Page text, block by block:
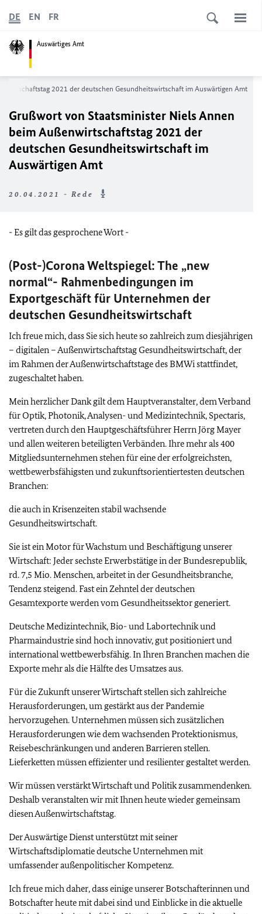
Auswärtiges Amt
DE EN FR
2021 der deutschen Gesundheitswirtschaft im Auswärtigen Amt
Grußwort von Staatsminister Niels Annen
beim Außenwirtschaftstag 2021 der
deutschen Gesundheitswirtschaft im
Auswärtigen Amt
20.04.2021 - Rede
- Es gilt das gesprochene Wort -
(Post-)Corona Weltspiegel: The „new
normal“- Rahmenbedingungen im
Exportgeschäft für Unternehmen der
deutschen Gesundheitswirtschaft
Ich freue mich, dass Sie sich heute so zahlreich zum diesjährigen
– digitalen – Außenwirtschaftstag Gesundheitswirtschaft, der
im Rahmen der Außenwirtschaftstage des BMWi stattfindet,
zugeschaltet haben.
Mein herzlicher Dank gilt dem Hauptveranstalter, dem Verband
für Optik, Photonik, Analysen- und Medizintechnik, Spectaris,
vertreten durch den Hauptgeschäftsführer Herrn Jörg Mayer
und allen weiteren beteiligten Verbänden. Ihre mehr als 400
Mitgliedsunternehmen stehen für eine der erfolgreichsten,
wettbewerbsfähigsten und zukunftsorientiertesten deutschen
Branchen:
die auch in Krisenzeiten stabil wachsende
Gesundheitswirtschaft.
Sie ist ein Motor für Wachstum und Beschäftigung unserer
Wirtschaft: Jeder sechste Erwerbstätige in der Bundesrepublik,
rd. 7,5 Mio. Menschen, arbeitet in der Gesundheitsbranche,
Tendenz steigend. Fast ein Zehntel der deutschen
Gesamtexporte werden vom Gesundheitssektor generiert.
Deutsche Medizintechnik, Bio- und Labortechnik und
Pharmaindustrie sind hoch innovativ, gut positioniert und
international wettbewerbsfähig. In Ihren Branchen machen die
Exporte mehr als die Hälfte des Umsatzes aus.
Für die Zukunft unserer Wirtschaft stellen sich zahlreiche
Herausforderungen, um gestärkt aus der Pandemie
hervorzugehen. Unternehmen müssen sich zusätzlichen
Herausforderungen wie dem wachsenden Protektionismus,
Reisebeschränkungen und anderen Barrieren stellen.
Lieferketten müssen effizienter und resilienter gestaltet werden.
Wir müssen verstärkt Wirtschaft und Politik zusammendenken.
Deshalb veranstalten wir mit Ihnen heute wieder gemeinsam
diesen Außenwirtschaftstag.
Der Auswärtige Dienst unterstützt mit seiner
Wirtschaftsdiplomatie deutsche Unternehmen mit
umfassender außenpolitischer Kompetenz.
Ich freue mich daher, dass einige unserer Botschafterinnen und
Botschafter heute mit dabei sind und Einblicke in die aktuelle